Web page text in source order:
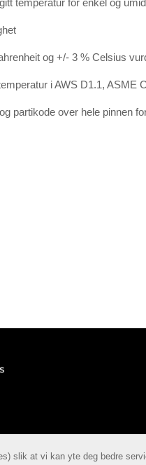
temperatur for enkel og
og +/- 3 % Celsius
i AWS D1.1, ASME
partikode over hele pinnen
slik at vi kan yte deg bedre